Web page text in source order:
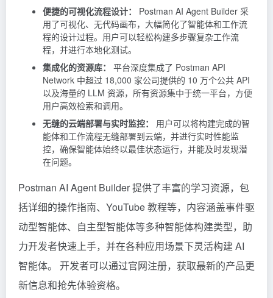
便捷的可视化流程设计：
Postman AI Agent Builder 采
用了可视化、无代码画布，大幅简化了智能体和工作流
程的设计过程。用户可以轻松构建多步骤复杂工作流
程，并进行本地化测试。
集成化的资源库：
平台深度集成了 Postman API
Network 中超过 18,000 家公司提供的 10 万个公共 API
以及海量的 LLM 资源，所有资源集中于统一平台，方便
用户高效检索和调用。
无缝的云端部署与实时监控：
用户可以将构建完成的智
能体和工作流程无缝部署到云端，并进行实时性能监
控，确保智能体始终以最佳状态运行，并能及时发现潜
在问题。
Postman AI Agent Builder 提供了丰富的学习资源，包
括详细的操作指南、YouTube 教程等，内容涵盖事件驱
动型智能体、自主型智能体等多种智能体构建类型，助
力开发者快速上手，并在各种应用场景下灵活构建 AI
智能体。 开发者可以通过官网注册，获取最新的产品更
新信息和抢先体验资格。